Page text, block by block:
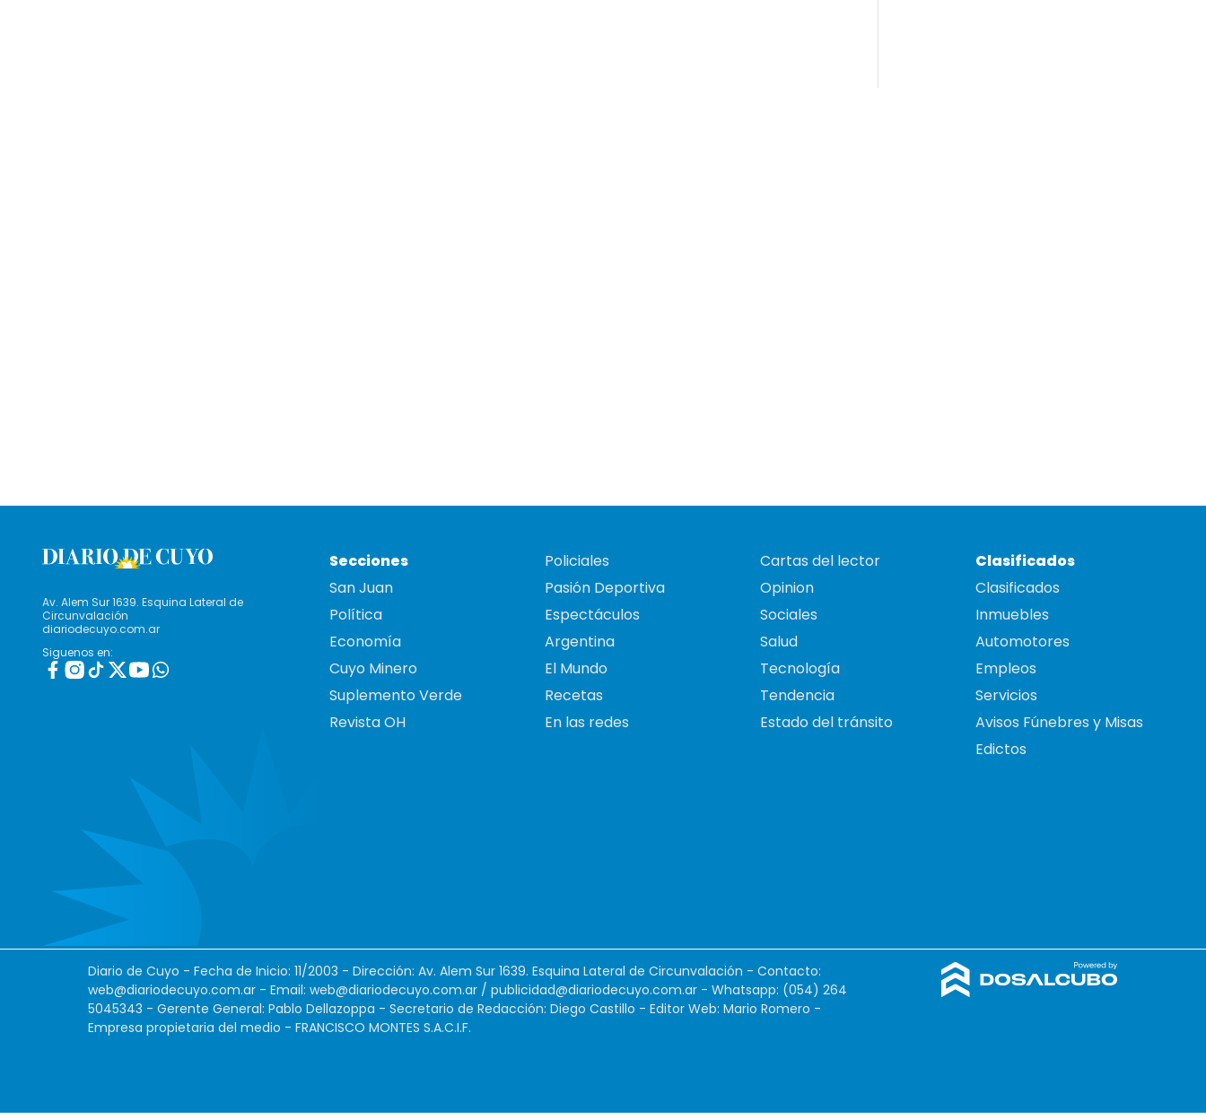
Av. Alem Sur 1639. Esquina Lateral de
Circunvalación
diariodecuyo.com.ar
Siguenos en:
Secciones
San Juan
Política
Economía
Cuyo Minero
Suplemento Verde
Revista OH
Policiales
Pasión Deportiva
Espectáculos
Argentina
El Mundo
Recetas
En las redes
Cartas del lector
Opinion
Sociales
Salud
Tecnología
Tendencia
Estado del tránsito
Clasificados
Clasificados
Inmuebles
Automotores
Empleos
Servicios
Avisos Fúnebres y Misas
Edictos
Diario de Cuyo - Fecha de Inicio: 11/2003 - Dirección: Av. Alem Sur 1639. Esquina Lateral de Circunvalación - Contacto:
web@diariodecuyo.com.ar - Email: web@diariodecuyo.com.ar / publicidad@diariodecuyo.com.ar - Whatsapp: (054) 264
5045343 - Gerente General: Pablo Dellazoppa - Secretario de Redacción: Diego Castillo - Editor Web: Mario Romero -
Empresa propietaria del medio - FRANCISCO MONTES S.A.C.I.F.